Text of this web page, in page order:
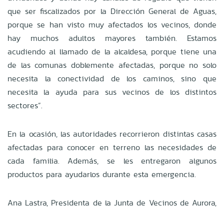
que ser fiscalizados por la Dirección General de Aguas,
porque se han visto muy afectados los vecinos, donde
hay muchos adultos mayores también. Estamos
acudiendo al llamado de la alcaldesa, porque tiene una
de las comunas doblemente afectadas, porque no solo
necesita la conectividad de los caminos, sino que
necesita la ayuda para sus vecinos de los distintos
sectores”.
En la ocasión, las autoridades recorrieron distintas casas
afectadas para conocer en terreno las necesidades de
cada familia. Además, se les entregaron algunos
productos para ayudarlos durante esta emergencia.
Ana Lastra, Presidenta de la Junta de Vecinos de Aurora,